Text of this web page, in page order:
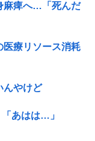
麻痺へ…「死んだ
医療リソース消耗
んやけど
あはは…」